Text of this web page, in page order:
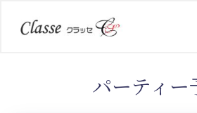
パーティー